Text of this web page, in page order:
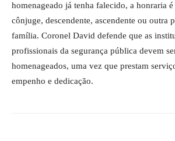
homenageado já tenha falecido, a honraria é
cônjuge, descendente, ascendente ou outra
família. Coronel David defende que as
profissionais da segurança pública devem
homenageados, uma vez que prestam
empenho e dedicação.